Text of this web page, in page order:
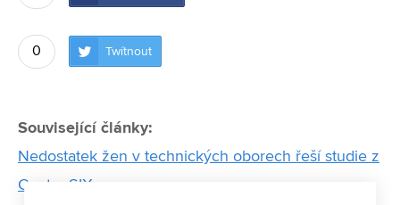
0 Twítnout
Související články:
Nedostatek žen v technických oborech řeší studie z
Centra SIX